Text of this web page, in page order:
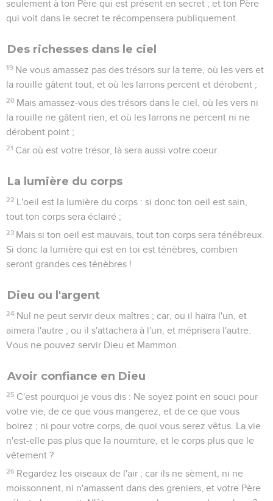
seulement à ton Père qui est présent en secret ; et ton Père
qui voit dans le secret te récompensera publiquement.
Des richesses dans le ciel
19 Ne vous amassez pas des trésors sur la terre, où les vers et
la rouille gâtent tout, et où les larrons percent et dérobent ;
20 Mais amassez-vous des trésors dans le ciel, où les vers ni
la rouille ne gâtent rien, et où les larrons ne percent ni ne
dérobent point ;
21 Car où est votre trésor, là sera aussi votre coeur.
La lumière du corps
22 L'oeil est la lumière du corps : si donc ton oeil est sain,
tout ton corps sera éclairé ;
23 Mais si ton oeil est mauvais, tout ton corps sera ténébreux.
Si donc la lumière qui est en toi est ténèbres, combien
seront grandes ces ténèbres !
Dieu ou l'argent
24 Nul ne peut servir deux maîtres ; car, ou il haïra l'un, et
aimera l'autre ; ou il s'attachera à l'un, et méprisera l'autre.
Vous ne pouvez servir Dieu et Mammon.
Avoir confiance en Dieu
25 C'est pourquoi je vous dis : Ne soyez point en souci pour
votre vie, de ce que vous mangerez, et de ce que vous
boirez ; ni pour votre corps, de quoi vous serez vêtus. La vie
n'est-elle pas plus que la nourriture, et le corps plus que le
vêtement ?
26 Regardez les oiseaux de l'air ; car ils ne sèment, ni ne
moissonnent, ni n'amassent dans des greniers, et votre Père